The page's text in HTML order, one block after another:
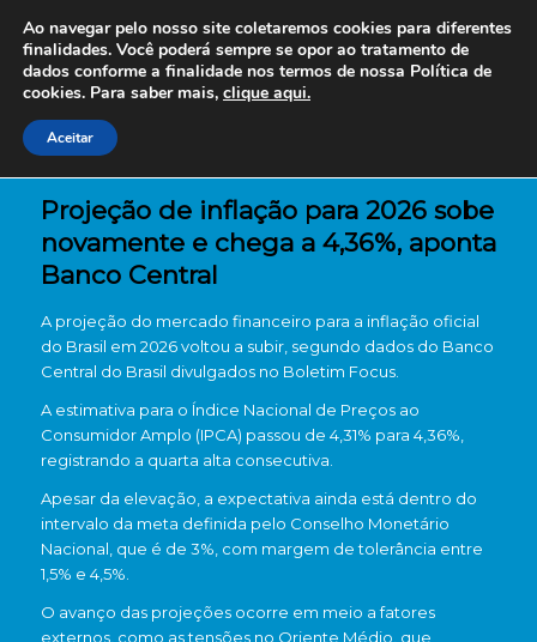
Projeção de inflação para 2026 sobe
novamente e chega a 4,36%, aponta
Banco Central
A projeção do mercado financeiro para a inflação oficial
do Brasil em 2026 voltou a subir, segundo dados do Banco
Central do Brasil divulgados no Boletim Focus.
A estimativa para o Índice Nacional de Preços ao
Consumidor Amplo (IPCA) passou de 4,31% para 4,36%,
registrando a quarta alta consecutiva.
Apesar da elevação, a expectativa ainda está dentro do
intervalo da meta definida pelo Conselho Monetário
Nacional, que é de 3%, com margem de tolerância entre
1,5% e 4,5%.
O avanço das projeções ocorre em meio a fatores
externos, como as tensões no Oriente Médio, que
Ao navegar pelo nosso site coletaremos cookies para diferentes
finalidades. Você poderá sempre se opor ao tratamento de
dados conforme a finalidade nos termos de nossa Política de
cookies. Para saber mais, clique aqui.
Aceitar